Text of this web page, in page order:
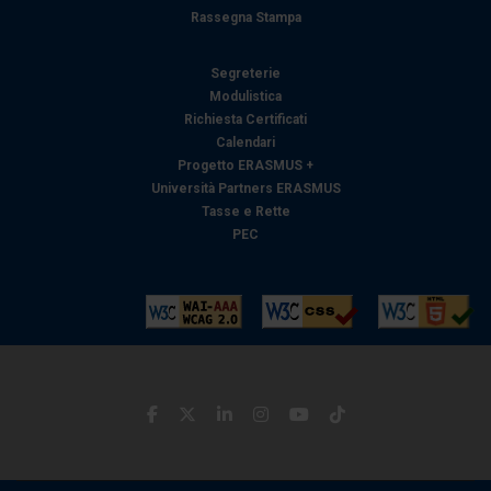
Rassegna Stampa
Segreterie
Modulistica
Richiesta Certificati
Calendari
Progetto ERASMUS +
Università Partners ERASMUS
Tasse e Rette
PEC